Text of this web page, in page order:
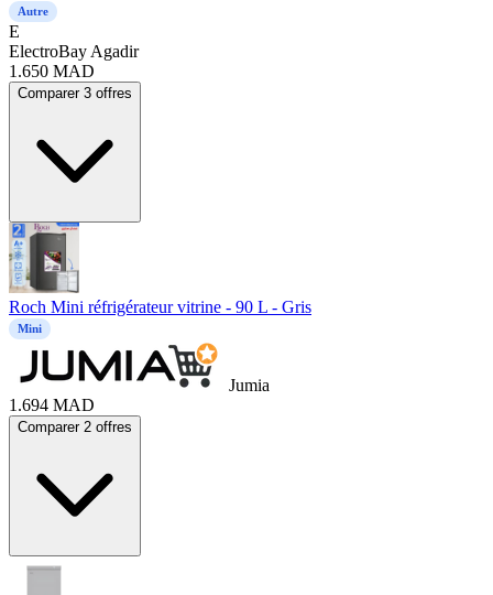
Autre
E
ElectroBay Agadir
1.650 MAD
Comparer 3 offres
Roch Mini réfrigérateur vitrine - 90 L - Gris
Mini
Jumia
1.694 MAD
Comparer 2 offres